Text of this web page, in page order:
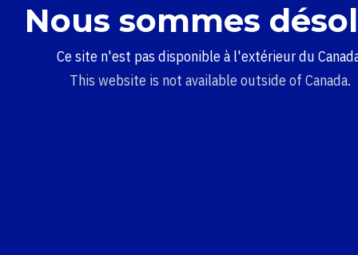
Nous sommes
Ce site n'est pas disponible à l'extérieur du
This website is not available outside of Canada.